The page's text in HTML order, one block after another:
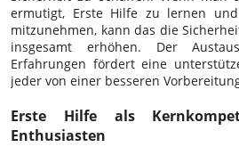
ermutigt, Erste Hilfe zu lernen
mitzunehmen, kann das die
insgesamt erhöhen. Der
Erfahrungen fördert eine
jeder von einer besseren
Erste Hilfe als
Enthusiasten